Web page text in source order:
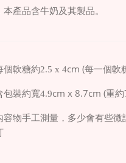
本產品含牛奶及其製品。
個軟糖約2.5 x 4cm (每一個軟
包裝約寬4.9cm x 8.7cm (重約
容物手工測量，多少會有些微